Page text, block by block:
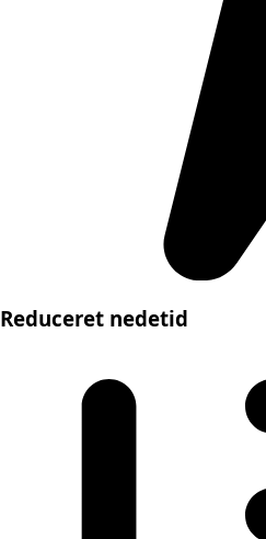
Reduceret nedetid